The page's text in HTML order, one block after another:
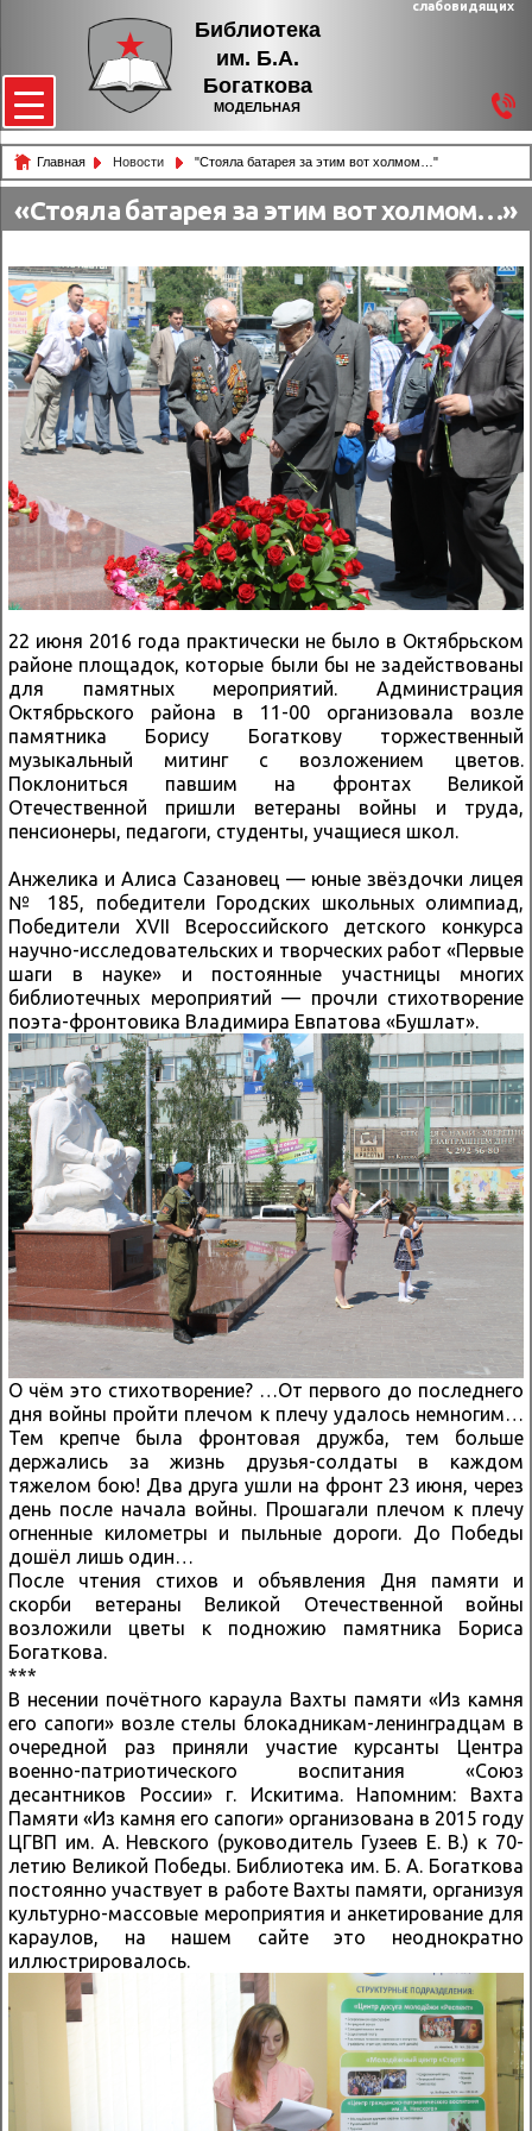
Библиотека
им. Б.А.
Богаткова
МОДЕЛЬНАЯ
слабовидящих
Главная Новости "Стояла батарея за этим вот холмом…"
«Стояла батарея за этим вот холмом…»
22 июня 2016 года практически не было в Октябрьском
районе площадок, которые были бы не задействованы
для памятных мероприятий. Администрация
Октябрьского района в 11-00 организовала возле
памятника Борису Богаткову торжественный
музыкальный митинг с возложением цветов.
Поклониться павшим на фронтах Великой
Отечественной пришли ветераны войны и труда,
пенсионеры, педагоги, студенты, учащиеся школ.
Анжелика и Алиса Сазановец — юные звёздочки лицея
№ 185, победители Городских школьных олимпиад,
Победители XVII Всероссийского детского конкурса
научно-исследовательских и творческих работ «Первые
шаги в науке» и постоянные участницы многих
библиотечных мероприятий — прочли стихотворение
поэта-фронтовика Владимира Евпатова «Бушлат».
О чём это стихотворение? …От первого до последнего
дня войны пройти плечом к плечу удалось немногим…
Тем крепче была фронтовая дружба, тем больше
держались за жизнь друзья-солдаты в каждом
тяжелом бою! Два друга ушли на фронт 23 июня, через
день после начала войны. Прошагали плечом к плечу
огненные километры и пыльные дороги. До Победы
дошёл лишь один…
После чтения стихов и объявления Дня памяти и
скорби ветераны Великой Отечественной войны
возложили цветы к подножию памятника Бориса
Богаткова.
***
В несении почётного караула Вахты памяти «Из камня
его сапоги» возле стелы блокадникам-ленинградцам в
очередной раз приняли участие курсанты Центра
военно-патриотического воспитания «Союз
десантников России» г. Искитима. Напомним: Вахта
Памяти «Из камня его сапоги» организована в 2015 году
ЦГВП им. А. Невского (руководитель Гузеев Е. В.) к 70-
летию Великой Победы. Библиотека им. Б. А. Богаткова
постоянно участвует в работе Вахты памяти, организуя
культурно-массовые мероприятия и анкетирование для
караулов, на нашем сайте это неоднократно
иллюстрировалось.